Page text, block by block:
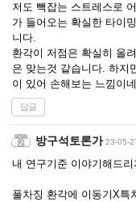
저도 빽잡는 스트레스로
가 들어오는 확실한 타이
니다.
환각이 저점은 확실히 올
은 맞는것 같습니다. 하지
이 있어 손해보는 느낌이
답글
방구석토론가 23-05-
내 연구기준 이야기해드리
풀차징 환각에 이동기X특